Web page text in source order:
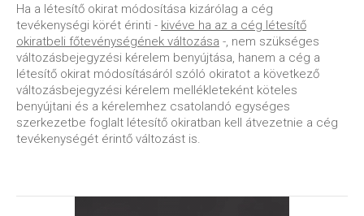
Ha a létesítő okirat módosítása kizárólag a cég
tevékenységi körét érinti - kivéve ha az a cég létesítő
okiratbeli főtevénységének változása -, nem szükséges
változásbejegyzési kérelem benyújtása, hanem a cég a
létesítő okirat módosításáról szóló okiratot a következő
változásbejegyzési kérelem mellékleteként köteles
benyújtani és a kérelemhez csatolandó egységes
szerkezetbe foglalt létesítő okiratban kell átvezetnie a cég
tevékenységét érintő változást is.